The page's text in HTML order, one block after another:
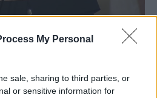
My Personal
sale, sharing to third parties, or
or sensitive information for
físico de Isabel Díaz